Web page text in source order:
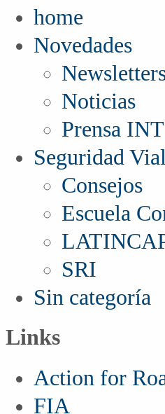
home
Novedades
Noticias
Prensa INT
Seguridad
Consejos
Escuela
SRI
Sin categoría
Links
Action for
FIA